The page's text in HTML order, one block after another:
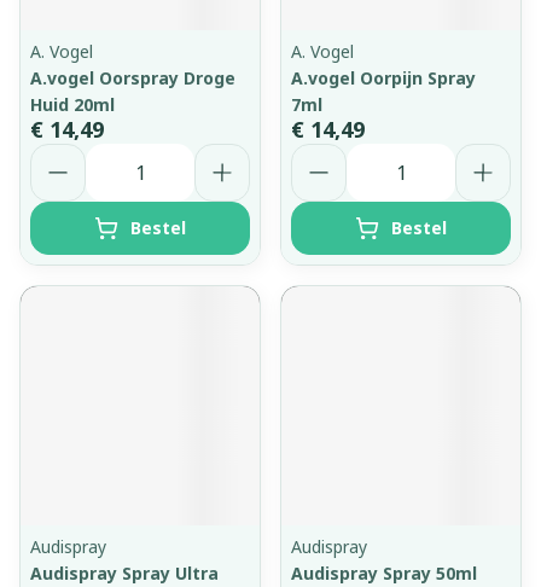
A. Vogel
A.vogel Oorspray Droge
Huid 20ml
€ 14,49
Aantal
Bestel
A. Vogel
A.vogel Oorpijn Spray
7ml
€ 14,49
Aantal
Bestel
Audispray
Audispray Spray Ultra
Audispray
Audispray Spray 50ml